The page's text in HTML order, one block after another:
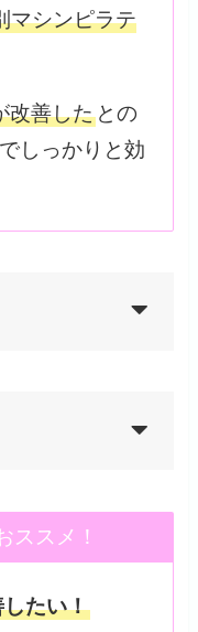
マシンピラテ
改善したとの
しっかりと効
ススメ！
たい！